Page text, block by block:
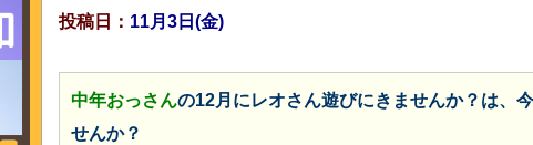
投稿日： 11月3日(金)
中年おっさんの12月にレオさん遊びにきませんか？は、
せんか？